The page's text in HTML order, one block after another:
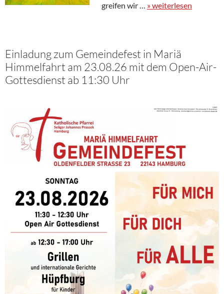
greifen wir … » weiterlesen
Einladung zum Gemeindefest in Mariä
Himmelfahrt am 23.08.26 mit dem Open-Air-
Gottesdienst ab 11:30 Uhr